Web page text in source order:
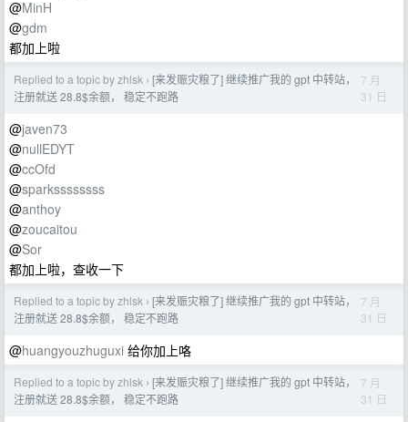
@MinH
@gdm
都加上啦
Replied to a topic by zhlsk › [来发赈灾粮了] 继续推广我的 gpt 中转站，
注册就送 28.8$余额， 稳定不跑路
7 月
31 日
@javen73
@nullEDYT
@ccOfd
@sparkssssssss
@anthoy
@zoucaitou
@Sor
都加上啦，查收一下
Replied to a topic by zhlsk › [来发赈灾粮了] 继续推广我的 gpt 中转站，
注册就送 28.8$余额， 稳定不跑路
7 月
31 日
@huangyouzhuguxi 给你加上咯
Replied to a topic by zhlsk › [来发赈灾粮了] 继续推广我的 gpt 中转站，
注册就送 28.8$余额， 稳定不跑路
7 月
31 日